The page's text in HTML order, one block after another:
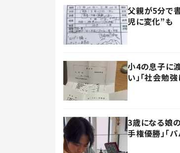
父親が5分で
児に変化”も
小4の息子に
い」「社会勉
3歳になる娘
手権優勝」「